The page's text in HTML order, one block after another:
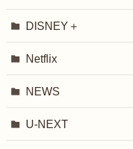
DISNEY＋
Netflix
NEWS
U-NEXT